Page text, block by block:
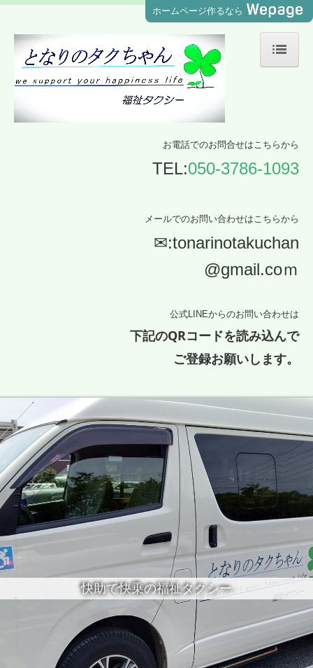
ホームページ作るなら
ホーム
お電話でのお問合せはこちらから
TEL:050-3786-1093
メールでのお問い合わせはこちらから
✉:tonarinotakuchan
@gmail.coｍ
公式LINEからのお問い合わせは
下記のQRコードを読み込んで
ご登録お願いします。
快助で快乗の福祉タクシー